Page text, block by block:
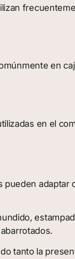
en
en el
pueden adaptar
tanto la